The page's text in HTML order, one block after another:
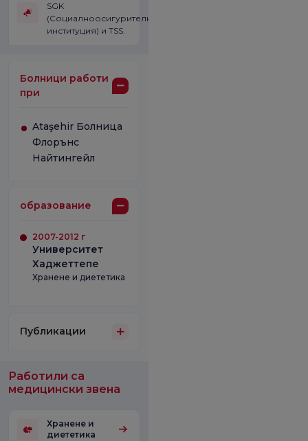
SGK
(Социалноосигурителната
институция) и TSS.
Болници работи
при
Ataşehir Болница
Флорънс
Найтингейл
образование
2007-2012 г
Университет
Хаджеттепе
Хранене и диететика
Публикации
Работили са
медицински звена
Хранене и
диететика